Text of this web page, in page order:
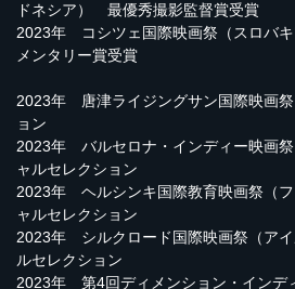
ドネシア） 最優秀撮影監督賞受賞
2023年 コシツェ国際映画祭（スロバ
メンタリー賞受賞
2023年 唐津ライジングサン国際映画
ョン
2023年 バルセロナ・インディー映画
ャルセレクション
2023年 ヘルシンキ国際教育映画祭（
ャルセレクション
2023年 シルクロード国際映画祭（ア
ルセレクション
2023年 第4回ディメンション・インデ